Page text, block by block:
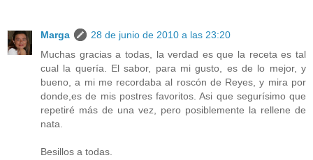
Marga
28 de junio de 2010 a las 23:20
Muchas gracias a todas, la verdad es que la receta es tal
cual la quería. El sabor, para mi gusto, es de lo mejor, y
bueno, a mi me recordaba al roscón de Reyes, y mira por
donde,es de mis postres favoritos. Asi que segurísimo que
repetiré más de una vez, pero posiblemente la rellene de
nata.
Besillos a todas.